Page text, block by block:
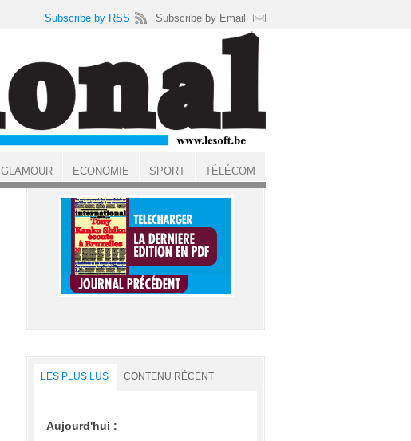
LES PLUS LUS CONTENU RÉCENT
Aujourd'hui :
Subscribe by RSS Subscribe by Email
GLAMOUR ECONOMIE SPORT TÉLÉCOM